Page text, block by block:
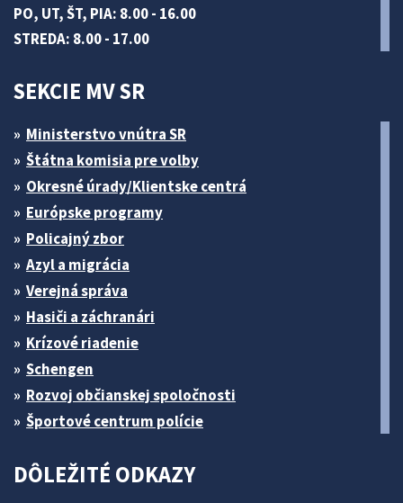
PO, UT, ŠT, PIA: 8.00 - 16.00
STREDA: 8.00 - 17.00
SEKCIE MV SR
Ministerstvo vnútra SR
Štátna komisia pre volby
Okresné úrady/Klientske centrá
Európske programy
Policajný zbor
Azyl a migrácia
Verejná správa
Hasiči a záchranári
Krízové riadenie
Schengen
Rozvoj občianskej spoločnosti
Športové centrum polície
DÔLEŽITÉ ODKAZY